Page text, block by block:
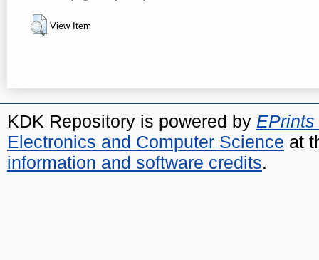
View Item
KDK Repository is powered by EPrints
Electronics and Computer Science at
information and software credits.